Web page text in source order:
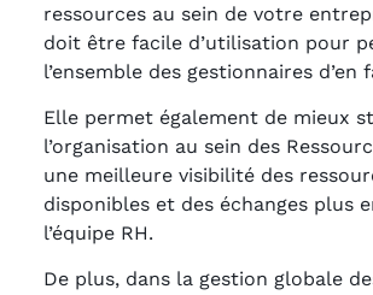
ressources au sein de votre
doit être facile d’utilisation pour
l’ensemble des gestionnaires d’en
Elle permet également de mieux
l’organisation au sein des
une meilleure visibilité des
disponibles et des échanges plus
l’équipe RH.
De plus, dans la gestion globale